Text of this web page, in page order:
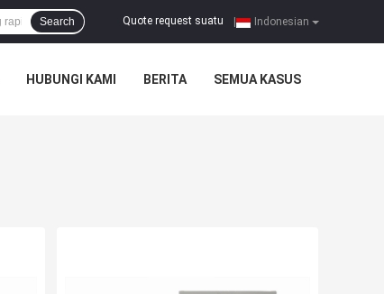
Indonesian
Quote request suatu
Search
HUBUNGI KAMI BERITA SEMUA KASUS